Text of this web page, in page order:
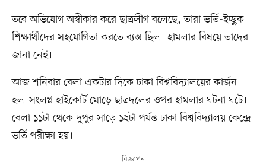
তবে অভিযোগ অস্বীকার করে ছাত্রলীগ বলেছে, তারা ভর্তি-ইচ্ছুক
শিক্ষার্থীদের সহযোগিতা করতে ব্যস্ত ছিল। হামলার বিষয়ে তাদের
জানা নেই।
আজ শনিবার বেলা একটার দিকে ঢাকা বিশ্ববিদ্যালয়ের কার্জন
হল–সংলগ্ন হাইকোর্ট মোড়ে ছাত্রদলের ওপর হামলার ঘটনা ঘটে।
বেলা ১১টা থেকে দুপুর সাড়ে ১২টা পর্যন্ত ঢাকা বিশ্ববিদ্যালয় কেন্দ্রে
ভর্তি পরীক্ষা হয়।